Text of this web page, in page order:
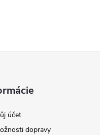
účet
dopravy